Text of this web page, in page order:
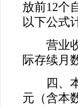
放前12个
以下公式
营业收
际存续月
四、本
元（含本